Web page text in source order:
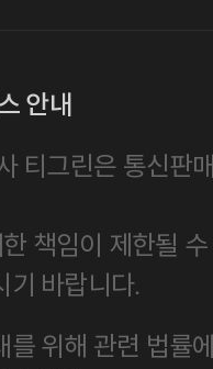
안내
티그린은 통신판
책임이 제한될
기 바랍니다.
를 위해 관련 법률